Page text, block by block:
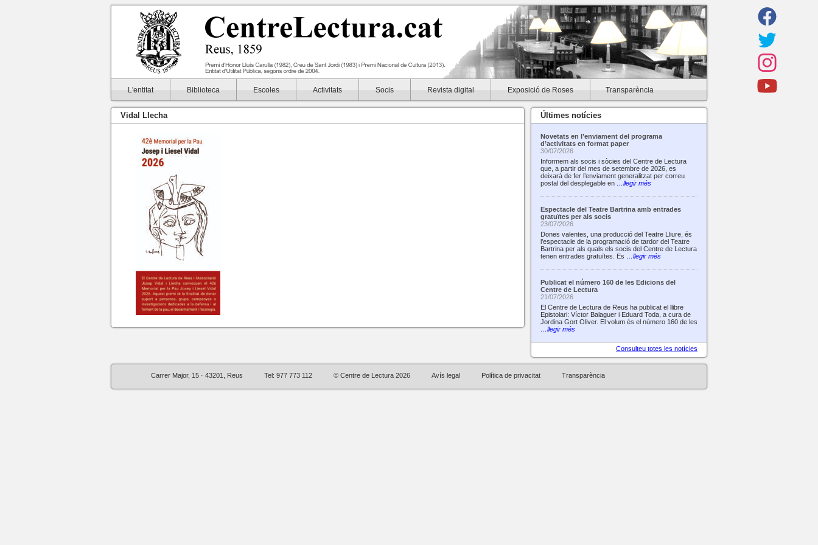
L'entitat Biblioteca Escoles Activitats Socis Revista digital Exposició de Roses Transparència
Vidal Llecha Últimes notícies
Novetats en l’enviament del programa
d’activitats en format paper
30/07/2026
Informem als socis i sòcies del Centre de Lectura
que, a partir del mes de setembre de 2026, es
deixarà de fer l’enviament generalitzat per correu
postal del desplegable en …llegir més
Espectacle del Teatre Bartrina amb entrades
gratuïtes per als socis
23/07/2026
Dones valentes, una producció del Teatre Lliure, és
l’espectacle de la programació de tardor del Teatre
Bartrina per als quals els socis del Centre de Lectura
tenen entrades gratuïtes. Es …llegir més
Publicat el número 160 de les Edicions del
Centre de Lectura
21/07/2026
El Centre de Lectura de Reus ha publicat el llibre
Epistolari: Víctor Balaguer i Eduard Toda, a cura de
Jordina Gort Oliver. El volum és el número 160 de les
…llegir més
Consulteu totes les notícies
Carrer Major, 15 · 43201, Reus Tel: 977 773 112 © Centre de Lectura 2026 Avís legal Política de privacitat Transparència